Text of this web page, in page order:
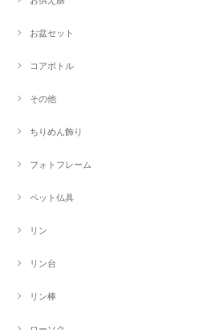
お盆セット
コアボトル
その他
ちりめん飾り
フォトフレーム
ペット仏具
リン
リン台
リン棒